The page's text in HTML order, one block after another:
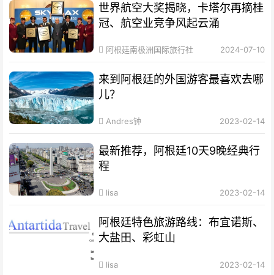
世界航空大奖揭晓，卡塔尔再摘桂
冠、航空业竞争风起云涌
阿根廷南极洲国际旅行社 2024-07-10
来到阿根廷的外国游客最喜欢去哪
儿？
Andres钟 2023-02-14
最新推荐，阿根廷10天9晚经典行
程
lisa 2023-02-14
阿根廷特色旅游路线：布宜诺斯、
大盐田、彩虹山
lisa 2023-02-14